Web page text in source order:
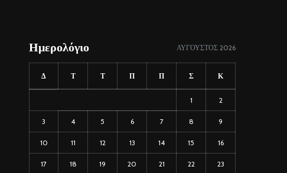
Ημερολόγιο ΑΎΓΟΥΣΤΟΣ 2026
Δ Τ Τ Π Π Σ Κ
1 2
3 4 5 6 7 8 9
10 11 12 13 14 15 16
17 18 19 20 21 22 23